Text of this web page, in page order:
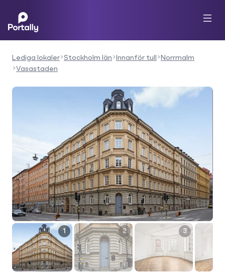
Lediga lokaler Stockholm län Innanför tull
Norrmalm
Vasastaden
1 2 3